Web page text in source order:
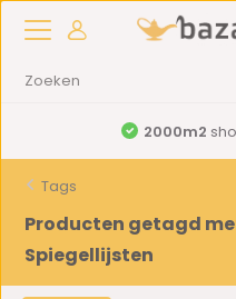
2000m2
Tags
Producten getagd
Spiegellijsten